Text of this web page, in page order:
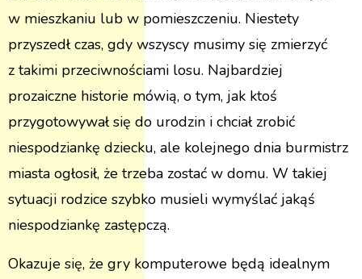
w mieszkaniu lub w pomieszczeniu. Niestety
przyszedł czas, gdy wszyscy musimy się zmierzyć
z takimi przeciwnościami losu. Najbardziej
prozaiczne historie mówią, o tym, jak ktoś
przygotowywał się do urodzin i chciał zrobić
niespodziankę dziecku, ale kolejnego dnia burmistrz
miasta ogłosił, że trzeba zostać w domu. W takiej
sytuacji rodzice szybko musieli wymyślać jakąś
niespodziankę zastępczą.
Okazuje się, że gry komputerowe będą idealnym